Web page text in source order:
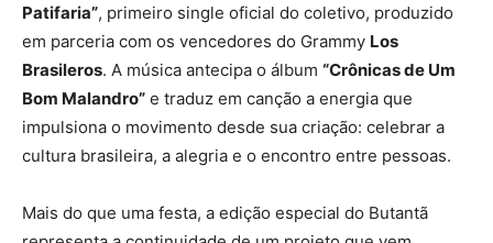
Patifaria”, primeiro single oficial do coletivo, produzido
em parceria com os vencedores do Grammy Los
Brasileros. A música antecipa o álbum “Crônicas de Um
Bom Malandro” e traduz em canção a energia que
impulsiona o movimento desde sua criação: celebrar a
cultura brasileira, a alegria e o encontro entre pessoas.
Mais do que uma festa, a edição especial do Butantã